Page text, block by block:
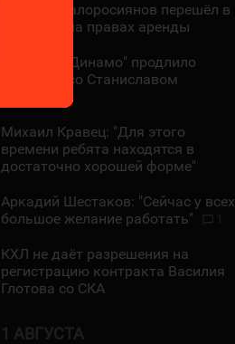
Даниил Малоросиянов перешёл в
"Шанхай" на правах аренды
Минское "Динамо" продлило
контракт со Станиславом
Михаил Кравец: "Для этого
времени ребята находятся в
достаточно хорошей форме"
Аркадий Шестаков: "Сейчас у всех
большое желание работать"
КХЛ не даёт разрешения на
регистрацию контракта Василия
Глотова со СКА
1 АВГУСТА